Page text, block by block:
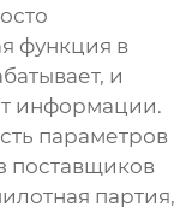
функция в
и
информации.
параметров
поставщиков
партия,